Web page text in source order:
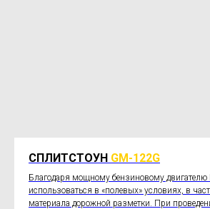
СПЛИТСТОУН GM-122G
Благодаря мощному бензиновому двигателю
использоваться в «полевых» условиях, в
материала дорожной разметки. При